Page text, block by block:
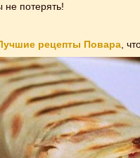
не потерять!
рецепты Повара ,